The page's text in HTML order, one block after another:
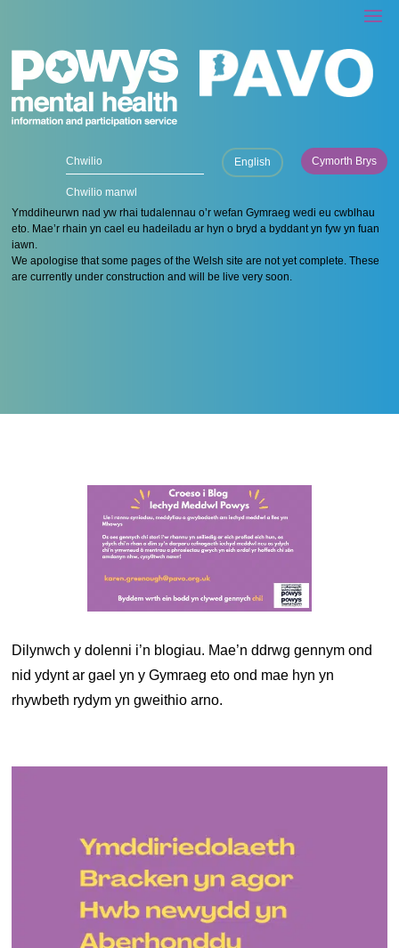
Chwilio manwl
English Cymorth Brys
Ymddiheurwn nad yw rhai tudalennau o’r wefan Gymraeg wedi eu cwblhau
eto. Mae’r rhain yn cael eu hadeiladu ar hyn o bryd a byddant yn fyw yn fuan
iawn.
We apologise that some pages of the Welsh site are not yet complete. These
are currently under construction and will be live very soon.
Dilynwch y dolenni i’n blogiau. Mae’n ddrwg gennym ond
nid ydynt ar gael yn y Gymraeg eto ond mae hyn yn
rhywbeth rydym yn gweithio arno.